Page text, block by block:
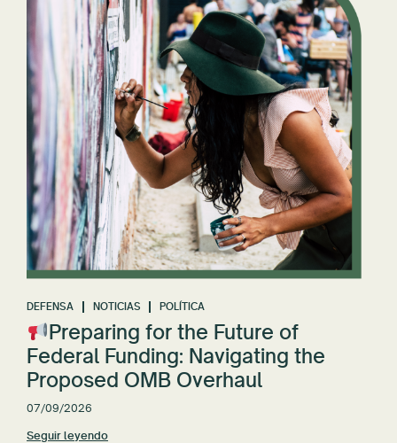
DEFENSA NOTICIAS POLÍTICA
Preparing for the Future of
Federal Funding: Navigating the
Proposed OMB Overhaul
07/09/2026
Seguir leyendo